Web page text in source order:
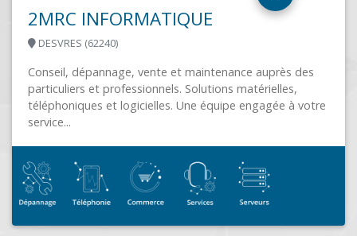
ASSISTANCE PC 62
MAROEUIL (62161)
Assistance PC 62 fournit des services d’infogérance aux
TPE / PME / Communes / Professions libérales en leur
apportant une expertise...